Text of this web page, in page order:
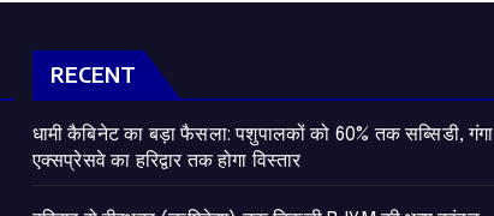
दिक्कत
RECENT
​धामी कैबिनेट का बड़ा फैसला: पशुपालकों को 60% तक सब्सिडी, गंगा
एक्सप्रेसवे का हरिद्वार तक होगा विस्तार